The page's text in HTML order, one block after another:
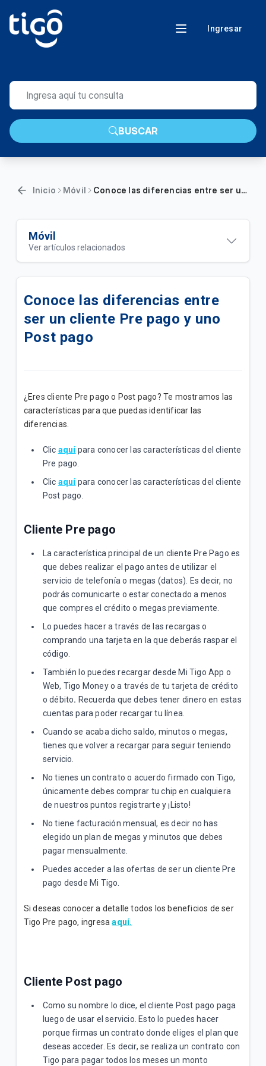
Ingresar
BUSCAR
Inicio Móvil Conoce las diferencias entre ser un cliente Pre pago y uno Post pago
Móvil
Ver artículos relacionados
Tus Paquetigos Ilimitados ahora en SINTESIS
Ahora tu plan se llama Fácil Ote y disminuye la
tarifa a 149Bs
Ahora tu plan se llama Fácil On y disminuye la tarifa
Disfruta de tu Plan "Móvil Simple B"
Tus Paquetigos Ilimitados ahora en la App Yasta
Promoción |Más líneas
Disfruta en tu linea del plan "Adicional Ilimitado
Conoce los pasos para verificar que la red 4G | LTE
de tu celular funciona correctamente
VER MÁS
Conoce las diferencias entre
ser un cliente Pre pago y uno
Post pago
¿Eres cliente Pre pago o Post pago? Te mostramos las
características para que puedas identificar las
diferencias.
Clic aquípara conocer las características del cliente
Pre pago.
Clic aquípara conocer las características del cliente
Post pago.
Cliente Pre pago
La característica principal de un cliente Pre Pago es
que debes realizar el pago antes de utilizar el
servicio de telefonía o megas (datos). Es decir, no
podrás comunicarte o estar conectado a menos
que compres el crédito o megas previamente.
Lo puedes hacer a través de las recargas o
comprando una tarjeta en la que deberás raspar el
código.
También lo puedes recargar desde Mi Tigo App o
Web, Tigo Money o a través de tu tarjeta de crédito
o débito. Recuerda que debes tener dinero en estas
cuentas para poder recargar tu línea.
Cuando se acaba dicho saldo, minutos o megas,
tienes que volver a recargar para seguir teniendo
servicio.
No tienes un contrato o acuerdo firmado con Tigo,
únicamente debes comprar tu chip en cualquiera
de nuestros puntos registrarte y ¡Listo!
No tiene facturación mensual, es decir no has
elegido un plan de megas y minutos que debes
pagar mensualmente.
Puedes acceder a las ofertas de ser un cliente Pre
pago desde Mi Tigo.
Si deseas conocer a detalle todos los beneficios de ser
Tigo Pre pago, ingresaaquí.
Cliente Post pago
Como su nombre lo dice, el cliente Post pago paga
luego de usar el servicio. Esto lo puedes hacer
porque firmas un contrato donde eliges el plan que
deseas acceder. Es decir, se realiza un contrato con
Tigo para pagar todos los meses un monto